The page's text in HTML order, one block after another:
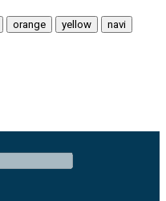
orange yellow
navi